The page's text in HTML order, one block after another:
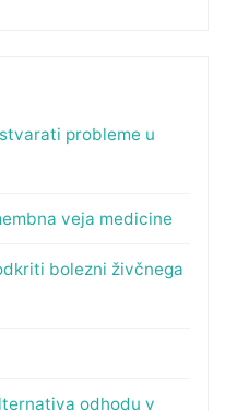
probleme u
veja medicine
bolezni živčnega
odhodu v